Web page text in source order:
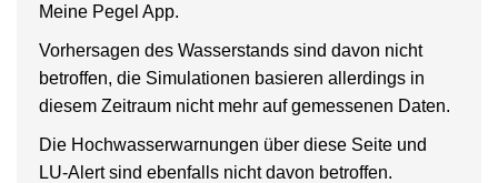
Meine Pegel App.
Vorhersagen des Wasserstands sind davon nicht
betroffen, die Simulationen basieren allerdings in
diesem Zeitraum nicht mehr auf gemessenen Daten.
Die Hochwasserwarnungen über diese Seite und
LU-Alert sind ebenfalls nicht davon betroffen.